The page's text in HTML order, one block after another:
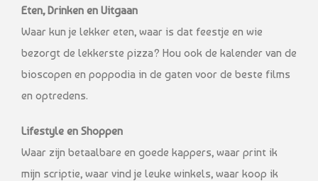
Eten, Drinken en Uitgaan
Waar kun je lekker eten, waar is dat feestje en wie
bezorgt de lekkerste pizza? Hou ook de kalender van de
bioscopen en poppodia in de gaten voor de beste films
en optredens.
Lifestyle en Shoppen
Waar zijn betaalbare en goede kappers, waar print ik
mijn scriptie, waar vind je leuke winkels, waar koop ik